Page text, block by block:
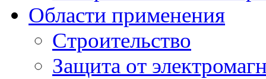
Области применения
Строительство
Защита от